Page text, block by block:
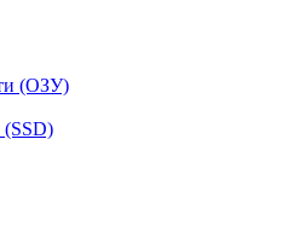
(ОЗУ)
(SSD)